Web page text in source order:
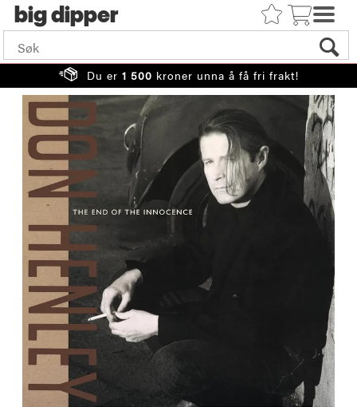
big
Du er 1 500 kroner unna å få fri frakt!